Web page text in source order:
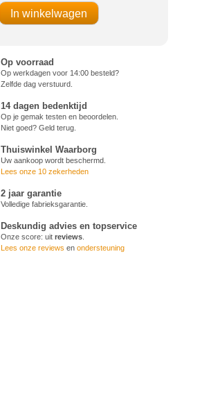
Op voorraad
Op werkdagen voor 14:00 besteld?
Zelfde dag verstuurd.
14 dagen bedenktijd
Op je gemak testen en beoordelen.
Niet goed? Geld terug.
Thuiswinkel Waarborg
Uw aankoop wordt beschermd.
Lees onze 10 zekerheden
2 jaar garantie
Volledige fabrieksgarantie.
Deskundig advies en topservice
Onze score: uit reviews
Lees onze reviews en ondersteuning